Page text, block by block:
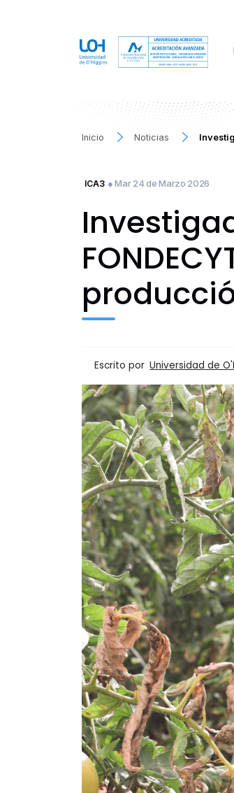
Inicio Noticias
ICA3 ● Mar 24 de Marzo 2026
Escrito por Universidad de